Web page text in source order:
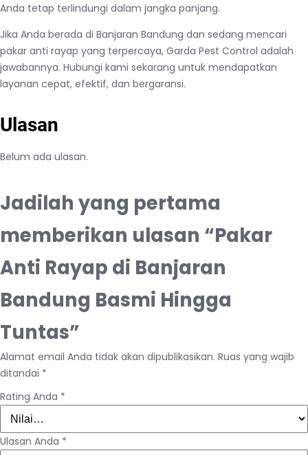
Anda tetap terlindungi dalam jangka panjang.
Jika Anda berada di Banjaran Bandung dan sedang mencari
pakar anti rayap yang terpercaya, Garda Pest Control adalah
jawabannya. Hubungi kami sekarang untuk mendapatkan
layanan cepat, efektif, dan bergaransi.
Ulasan
Belum ada ulasan.
Jadilah yang pertama
memberikan ulasan “Pakar
Anti Rayap di Banjaran
Bandung Basmi Hingga
Tuntas”
Alamat email Anda tidak akan dipublikasikan. Ruas yang wajib
ditandai *
Rating Anda *
Ulasan Anda *